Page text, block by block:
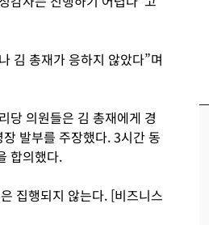
김 총재가 응하지 않았다”며
당 의원들은 김 총재에게 경
발부를 주장했다. 3시간 동
합의했다.
집행되지 않는다. [비즈니스